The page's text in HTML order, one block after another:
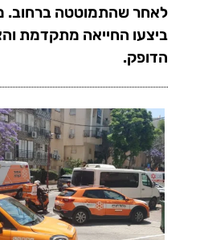
לאחר שהתמוטטה ברחוב.
ביצעו החייאה מתקדמת
הדופק.